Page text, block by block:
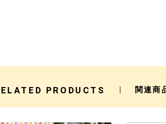
PRODUCTS 関連商